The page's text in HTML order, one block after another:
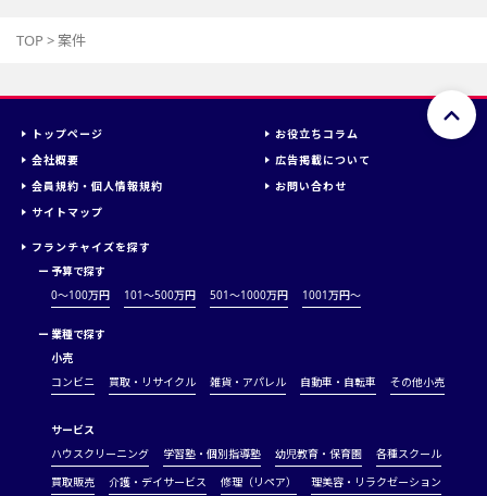
TOP >案件
トップページ
お役立ちコラム
会社概要
広告掲載について
会員規約・個人情報規約
お問い合わせ
サイトマップ
フランチャイズを探す
ー 予算で探す
0～100万円
101～500万円 501～1000万円 1001万円〜
ー 業種で探す
小売
コンビニ
買取・リサイクル 雑貨・アパレル 自動車・自転車 その他小売
サービス
ハウスクリーニング
学習塾・個別指導塾 幼児教育・保育園
各種スクール
買取販売
介護・デイサービス 修理（リペア）
理美容・リラクゼーション